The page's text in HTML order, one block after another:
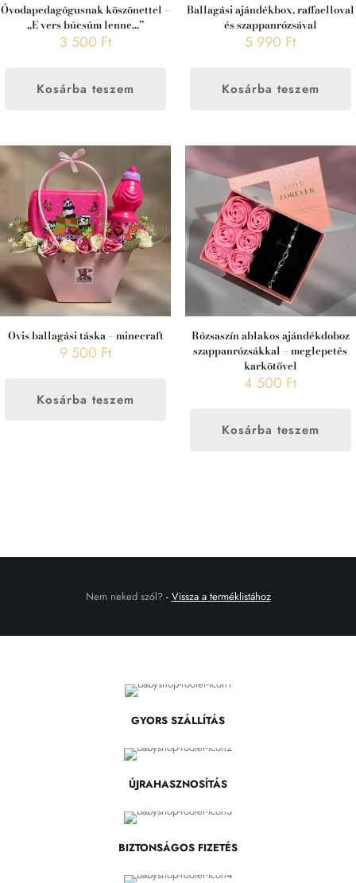
Óvodapedagógusnak köszönettel –
„E vers búcsúm lenne…”
3 500 Ft
Kosárba teszem
Ballagási ajándékbox, raffaelloval
és szappanrózsával
5 990 Ft
Kosárba teszem
Ovis ballagási táska – minecraft
9 500 Ft
Kosárba teszem
Rózsaszín ablakos ajándékdoboz
szappanrózsákkal – meglepetés
karkötővel
4 500 Ft
Kosárba teszem
Nem neked szól?- Vissza a terméklistához
GYORS SZÁLLÍTÁS
ÚJRAHASZNOSÍTÁS
BIZTONSÁGOS FIZETÉS